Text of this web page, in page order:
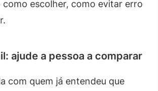
como escolher, como evitar erro
ajude a pessoa a comparar
com quem já entendeu que